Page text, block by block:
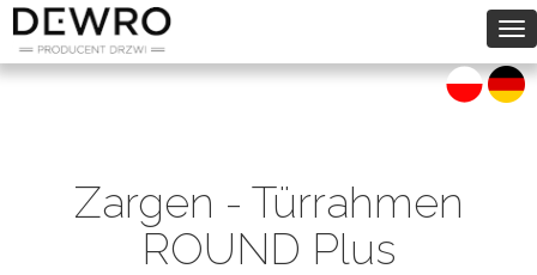
Zargen - Türrahmen
ROUND Plus